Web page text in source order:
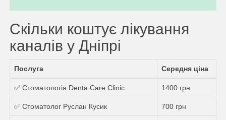
Скільки коштує лікування
каналів у Дніпрі
Послуга Середня ціна
✅ Стоматологія Denta Care Clinic 1400 грн
✅ Стоматолог Руслан Кусик 700 грн